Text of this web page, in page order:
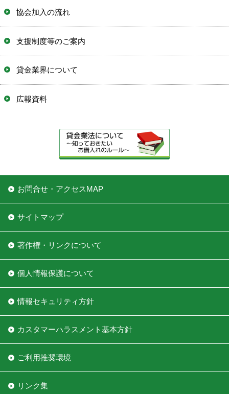
協会加入の流れ
支援制度等のご案内
貸金業界について
広報資料
お問合せ・アクセスMAP
サイトマップ
著作権・リンクについて
個人情報保護について
情報セキュリティ方針
カスタマーハラスメント基本方針
ご利用推奨環境
リンク集